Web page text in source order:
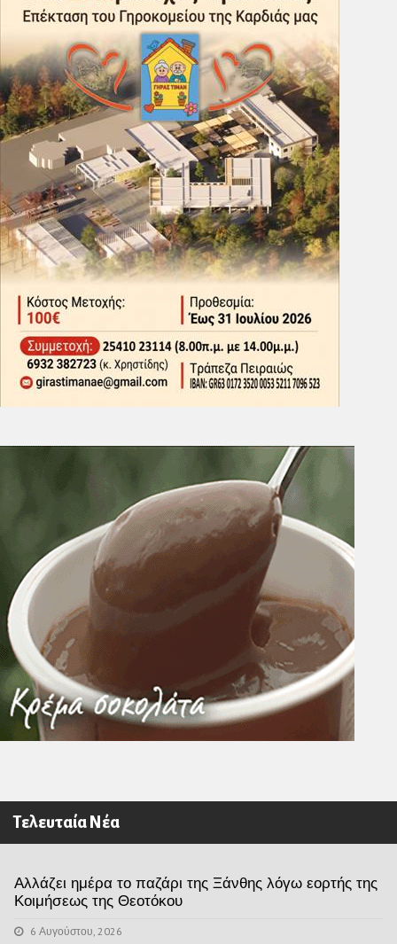
Τελευταία Νέα
Αλλάζει ημέρα το παζάρι της Ξάνθης λόγω εορτής της
Κοιμήσεως της Θεοτόκου
6 Αυγούστου, 2026